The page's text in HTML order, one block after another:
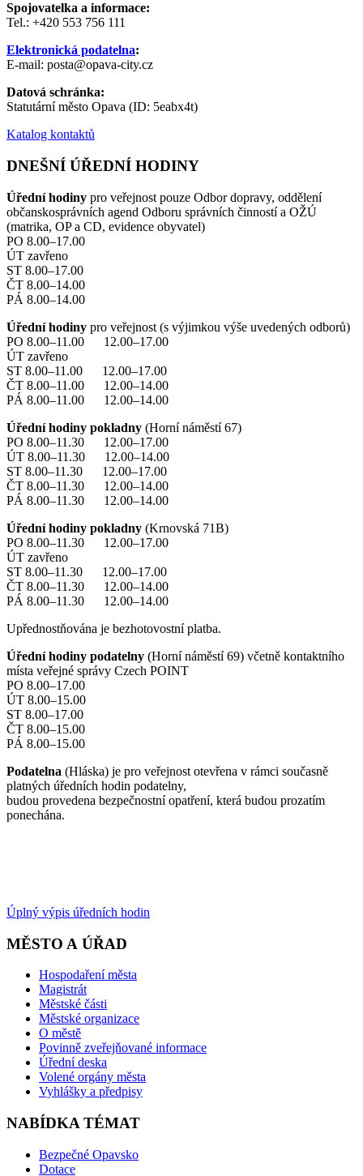
Spojovatelka a informace:
Tel.: +420 553 756 111
Elektronická podatelna:
E-mail: posta@opava-city.cz
Datová schránka:
Statutární město Opava (ID: 5eabx4t)
Katalog kontaktů
DNEŠNÍ ÚŘEDNÍ HODINY
Úřední hodiny pro veřejnost pouze Odbor dopravy, oddělení
občanskosprávních agend Odboru správních činností a OŽÚ
(matrika, OP a CD, evidence obyvatel)
PO 8.00–17.00
ÚT zavřeno
ST 8.00–17.00
ČT 8.00–14.00
PÁ 8.00–14.00
Úřední hodiny pro veřejnost (s výjimkou výše uvedených odborů)
PO 8.00–11.00 12.00–17.00
ÚT zavřeno
ST 8.00–11.00 12.00–17.00
ČT 8.00–11.00 12.00–14.00
PÁ 8.00–11.00 12.00–14.00
Úřední hodiny pokladny (Horní náměstí 67)
PO 8.00–11.30 12.00–17.00
ÚT 8.00–11.30 12.00–14.00
ST 8.00–11.30 12.00–17.00
ČT 8.00–11.30 12.00–14.00
PÁ 8.00–11.30 12.00–14.00
Úřední hodiny pokladny (Krnovská 71B)
PO 8.00–11.30 12.00–17.00
ÚT zavřeno
ST 8.00–11.30 12.00–17.00
ČT 8.00–11.30 12.00–14.00
PÁ 8.00–11.30 12.00–14.00
Upřednostňována je bezhotovostní platba.
Úřední hodiny podatelny (Horní náměstí 69) včetně kontaktního
místa veřejné správy Czech POINT
PO 8.00–17.00
ÚT 8.00–15.00
ST 8.00–17.00
ČT 8.00–15.00
PÁ 8.00–15.00
Podatelna (Hláska) je pro veřejnost otevřena v rámci současně
platných úředních hodin podatelny,
budou provedena bezpečnostní opatření, která budou prozatím
ponechána.
Úplný výpis úředních hodin
MĚSTO A ÚŘAD
Hospodaření města
Magistrát
Městské části
Městské organizace
O městě
Povinně zveřejňované informace
Úřední deska
Volené orgány města
Vyhlášky a předpisy
NABÍDKA TÉMAT
Bezpečné Opavsko
Dotace